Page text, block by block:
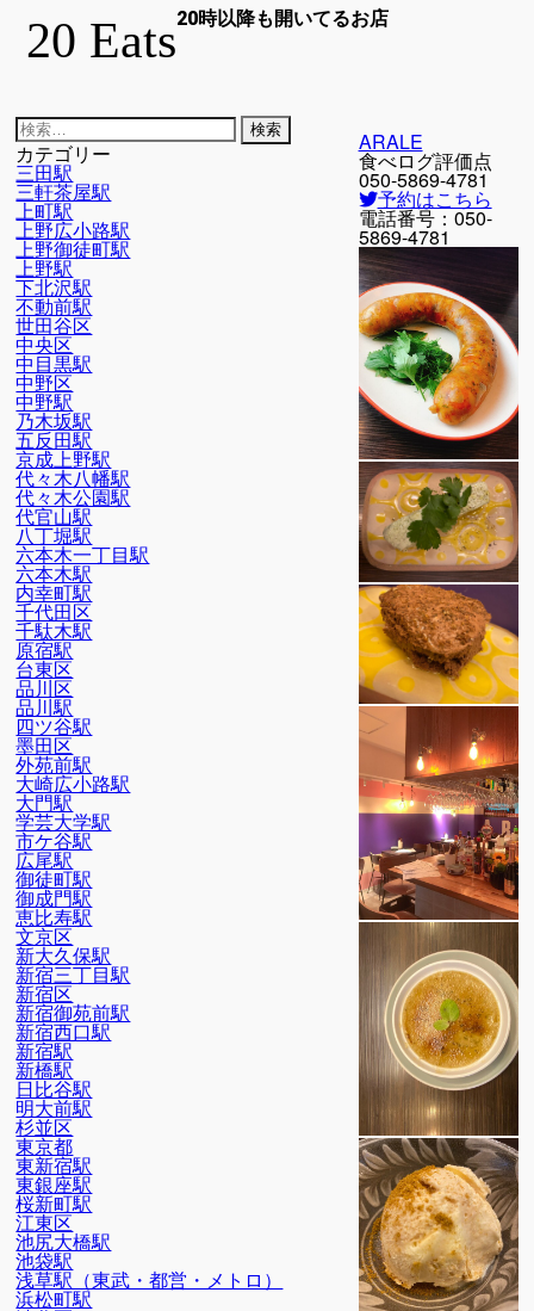
20 Eats20時以降も開いてるお店
検
索:
カテゴリー
三田駅
三軒茶屋駅
上町駅
上野広小路駅
上野御徒町駅
上野駅
下北沢駅
不動前駅
世田谷区
中央区
中目黒駅
中野区
中野駅
乃木坂駅
五反田駅
京成上野駅
代々木八幡駅
代々木公園駅
代官山駅
八丁堀駅
六本木一丁目駅
六本木駅
内幸町駅
千代田区
千駄木駅
原宿駅
台東区
品川区
品川駅
四ツ谷駅
墨田区
外苑前駅
大崎広小路駅
大門駅
学芸大学駅
市ケ谷駅
広尾駅
御徒町駅
御成門駅
恵比寿駅
文京区
新大久保駅
新宿三丁目駅
新宿区
新宿御苑前駅
新宿西口駅
新宿駅
新橋駅
日比谷駅
明大前駅
杉並区
東京都
東新宿駅
東銀座駅
桜新町駅
江東区
池尻大橋駅
池袋駅
浅草駅（東武・都営・メトロ）
浜松町駅
ARALE
食べログ評価点
050-5869-4781
予約はこちら
電話番号：050-
5869-4781